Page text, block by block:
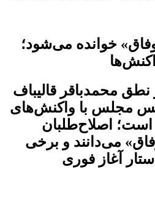
خوانده می‌شود؛
محمدباقر قالیباف
مجلس با واکنش‌های
اصلاح‌طلبان
می‌دانند و برخی
آغاز فوری